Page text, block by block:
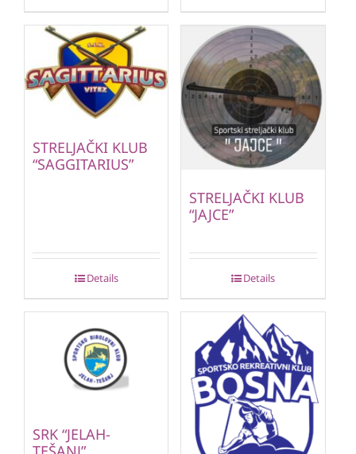
STRELJAČKI KLUB
“SAGGITARIUS”
Details
STRELJAČKI KLUB
“JAJCE”
Details
SRK “JELAH-